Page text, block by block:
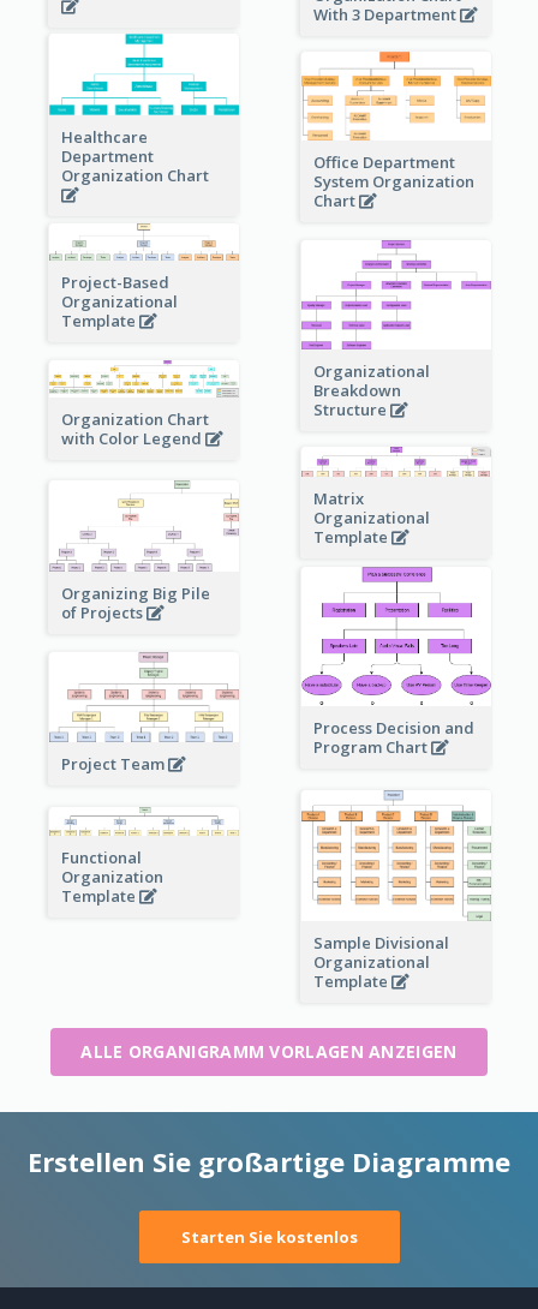
With 3 Department
Healthcare
Department
Organization Chart
Office Department
System Organization
Chart
Project-Based
Organizational
Template
Organizational
Breakdown
Structure
Organization Chart
with Color Legend
Matrix
Organizational
Template
Organizing Big Pile
of Projects
Process Decision and
Program Chart
Project Team
Sample Divisional
Organizational
Template
Functional
Organization
Template
ALLE ORGANIGRAMM VORLAGEN ANZEIGEN
Erstellen Sie großartige Diagramme
Starten Sie kostenlos